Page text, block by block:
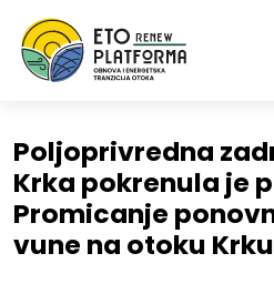
Poljoprivredna
Krka pokrenula je
Promicanje
vune na otoku